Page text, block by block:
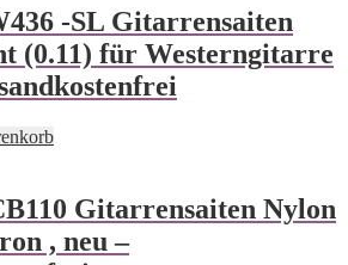
-SL Gitarrensaiten
(0.11) für Westerngitarre
Gitarrensaiten Nylon
, neu –